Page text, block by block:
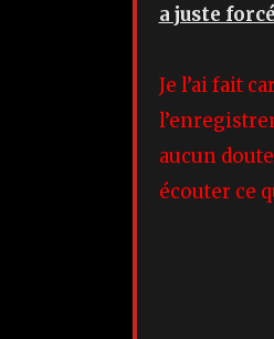
a juste
Je l’ai fait
aucun
écouter ce